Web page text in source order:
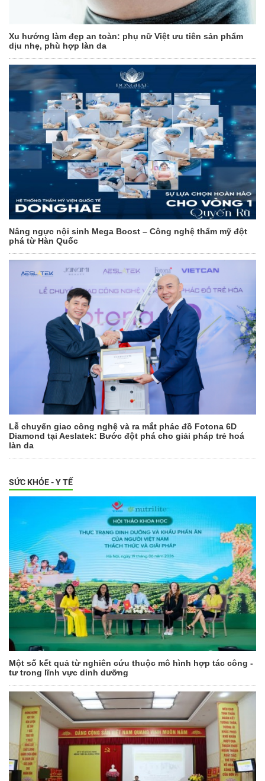
Xu hướng làm đẹp an toàn: phụ nữ Việt ưu tiên sản phẩm
dịu nhẹ, phù hợp làn da
Nâng ngực nội sinh Mega Boost – Công nghệ thẩm mỹ đột
phá từ Hàn Quốc
Lễ chuyển giao công nghệ và ra mắt phác đồ Fotona 6D
Diamond tại Aeslatek: Bước đột phá cho giải pháp trẻ hoá
làn da
SỨC KHỎE - Y TẾ
Một số kết quả từ nghiên cứu thuộc mô hình hợp tác công -
tư trong lĩnh vực dinh dưỡng